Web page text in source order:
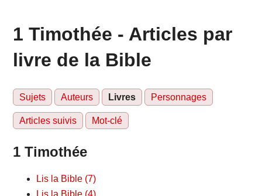
1 Timothée - Articles par
livre de la Bible
Sujets Auteurs Livres Personnages
Articles suivis Mot-clé
1 Timothée
Lis la Bible (7)
Lis la Bible (4)